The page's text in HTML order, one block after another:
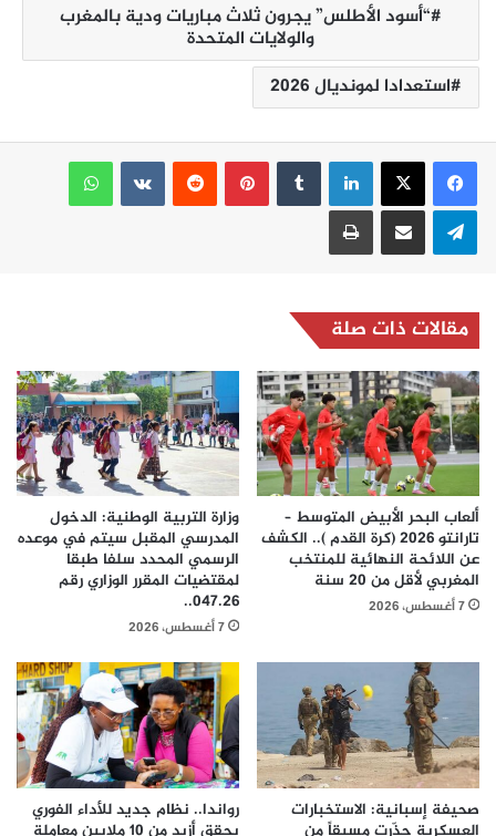
“أسود الأطلس” يجرون ثلاث مباريات ودية بالمغرب
والولايات المتحدة
استعدادا لمونديال 2026
لينكدإن بينتيريست
واتساب
تيلقرام مشاركة عبر البريد طباعة
مقالات ذات صلة
ألعاب البحر الأبيض المتوسط –
تارانتو 2026 (كرة القدم ).. الكشف
عن اللائحة النهائية للمنتخب
المغربي لأقل من 20 سنة
7 أغسطس، 2026
وزارة التربية الوطنية: الدخول
المدرسي المقبل سیتم في موعده
الرسمي المحدد سلفا طبقا
لمقتضیات المقرر الوزاري رقم
047.26..
7 أغسطس، 2026
صحيفة إسبانية: الاستخبارات
العسكرية حذّرت مسبقاً من
رواندا.. نظام جديد للأداء الفوري
يحقق أزيد من 10 ملايين معاملة